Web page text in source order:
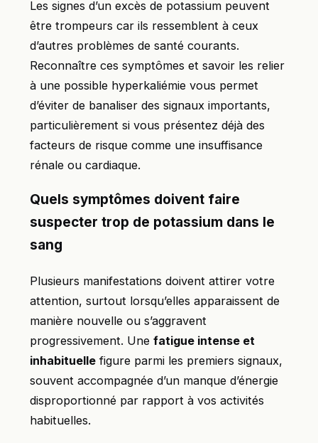
Les signes d’un excès de potassium peuvent
être trompeurs car ils ressemblent à ceux
d’autres problèmes de santé courants.
Reconnaître ces symptômes et savoir les relier
à une possible hyperkaliémie vous permet
d’éviter de banaliser des signaux importants,
particulièrement si vous présentez déjà des
facteurs de risque comme une insuffisance
rénale ou cardiaque.
Quels symptômes doivent faire
suspecter trop de potassium dans le
sang
Plusieurs manifestations doivent attirer votre
attention, surtout lorsqu’elles apparaissent de
manière nouvelle ou s’aggravent
progressivement. Une fatigue intense et
inhabituelle figure parmi les premiers signaux,
souvent accompagnée d’un manque d’énergie
disproportionné par rapport à vos activités
habituelles.